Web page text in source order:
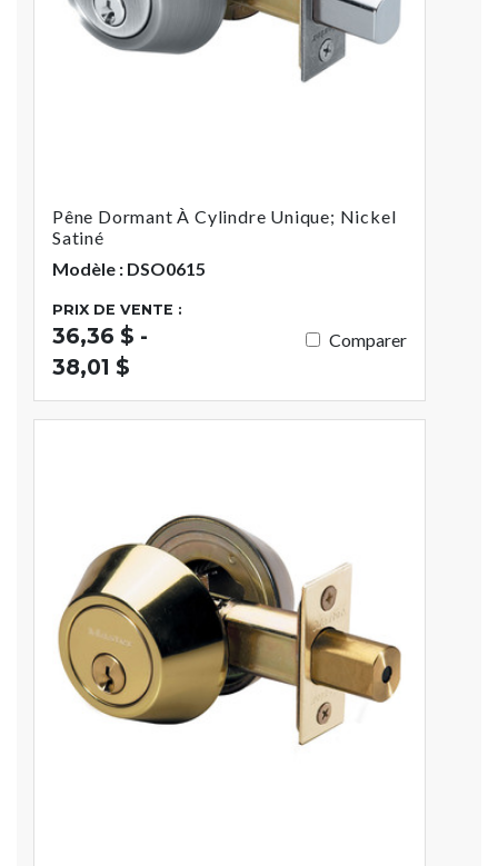
Pêne Dormant À Cylindre Unique; Nickel
Satiné
Modèle : DSO0615
PRIX DE VENTE :
36,36 $ -
38,01 $
Comparer